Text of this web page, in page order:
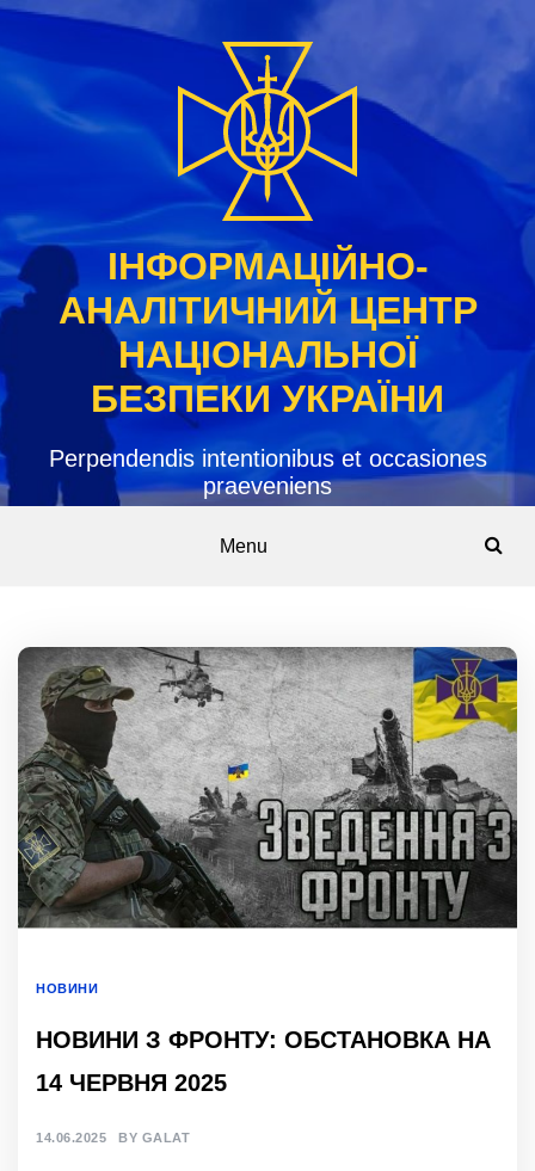
Skip
content
ІНФОРМАЦІЙНО-
АНАЛІТИЧНИЙ ЦЕНТР
НАЦІОНАЛЬНОЇ
БЕЗПЕКИ УКРАЇНИ
Perpendendis intentionibus et occasiones
praeveniens
Menu
НОВИНИ
НОВИНИ З ФРОНТУ: ОБСТАНОВКА НА
14 ЧЕРВНЯ 2025
14.06.2025 BY GALAT